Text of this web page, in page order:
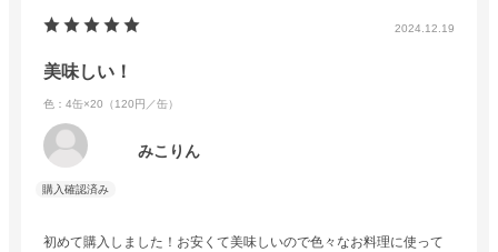
2024.12.19
美味しい！
色：4缶×20（120円／缶）
みこりん
初めて購入しました！お安くて美味しいので色々なお料理に使って